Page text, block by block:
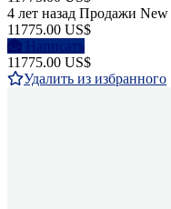
4 лет назад Продажи New
11775.00 US$
Написать
11775.00 US$
Удалить из избранного